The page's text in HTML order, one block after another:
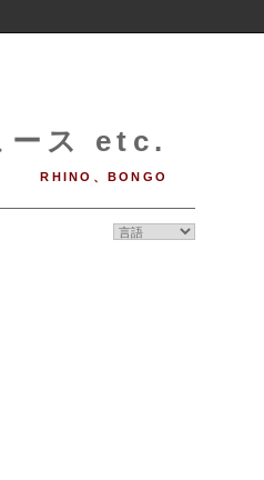
ス etc.
RHINO、BONGO